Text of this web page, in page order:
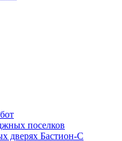
поселков
дверях Бастион-С